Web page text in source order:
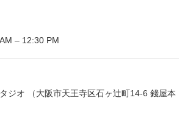
– 12:30 PM
ジオ （大阪市天王寺区石ヶ辻町14-6 錢屋本